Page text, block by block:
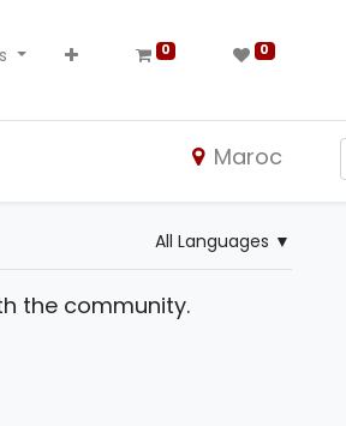
0 0
Maroc
All Languages ▼
the community.